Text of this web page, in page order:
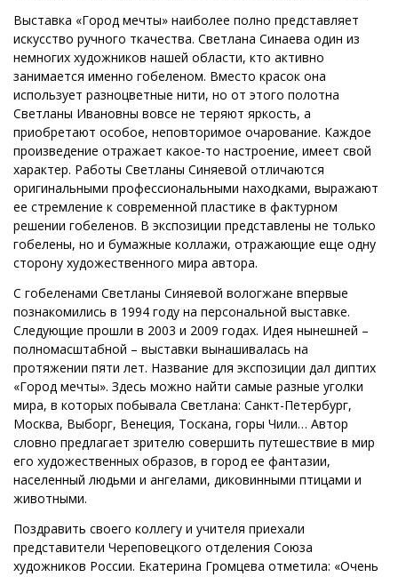
Выставка «Город мечты» наиболее полно представляет
искусство ручного ткачества. Светлана Синаева один из
немногих художников нашей области, кто активно
занимается именно гобеленом. Вместо красок она
использует разноцветные нити, но от этого полотна
Светланы Ивановны вовсе не теряют яркость, а
приобретают особое, неповторимое очарование. Каждое
произведение отражает какое-то настроение, имеет свой
характер. Работы Светланы Синяевой отличаются
оригинальными профессиональными находками, выражают
ее стремление к современной пластике в фактурном
решении гобеленов. В экспозиции представлены не только
гобелены, но и бумажные коллажи, отражающие еще одну
сторону художественного мира автора.
С гобеленами Светланы Синяевой вологжане впервые
познакомились в 1994 году на персональной выставке.
Следующие прошли в 2003 и 2009 годах. Идея нынешней –
полномасштабной – выставки вынашивалась на
протяжении пяти лет. Название для экспозиции дал диптих
«Город мечты». Здесь можно найти самые разные уголки
мира, в которых побывала Светлана: Санкт-Петербург,
Москва, Выборг, Венеция, Тоскана, горы Чили… Автор
словно предлагает зрителю совершить путешествие в мир
его художественных образов, в город ее фантазии,
населенный людьми и ангелами, диковинными птицами и
животными.
Поздравить своего коллегу и учителя приехали
представители Череповецкого отделения Союза
художников России. Екатерина Громцева отметила: «Очень